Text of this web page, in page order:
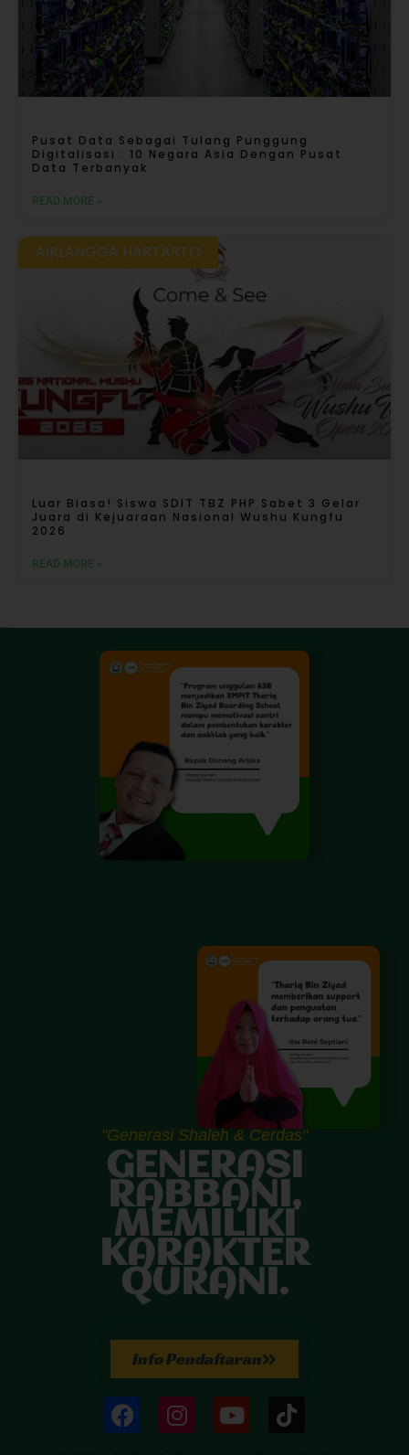
Pusat Data Sebagai Tulang Punggung
Digitalisasi : 10 Negara Asia Dengan Pusat
Data Terbanyak
READ MORE »
AIRLANGGA HARTARTO
Luar Biasa! Siswa SDIT TBZ PHP Sabet 3 Gelar
Juara di Kejuaraan Nasional Wushu Kungfu
2026
READ MORE »
"Generasi Shaleh & Cerdas"
GENERASI
RABBANI,
MEMILIKI
KARAKTER
QURANI.
Info Pendaftaran